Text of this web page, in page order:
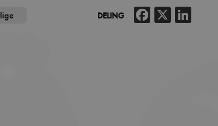
DELING Facebook
X